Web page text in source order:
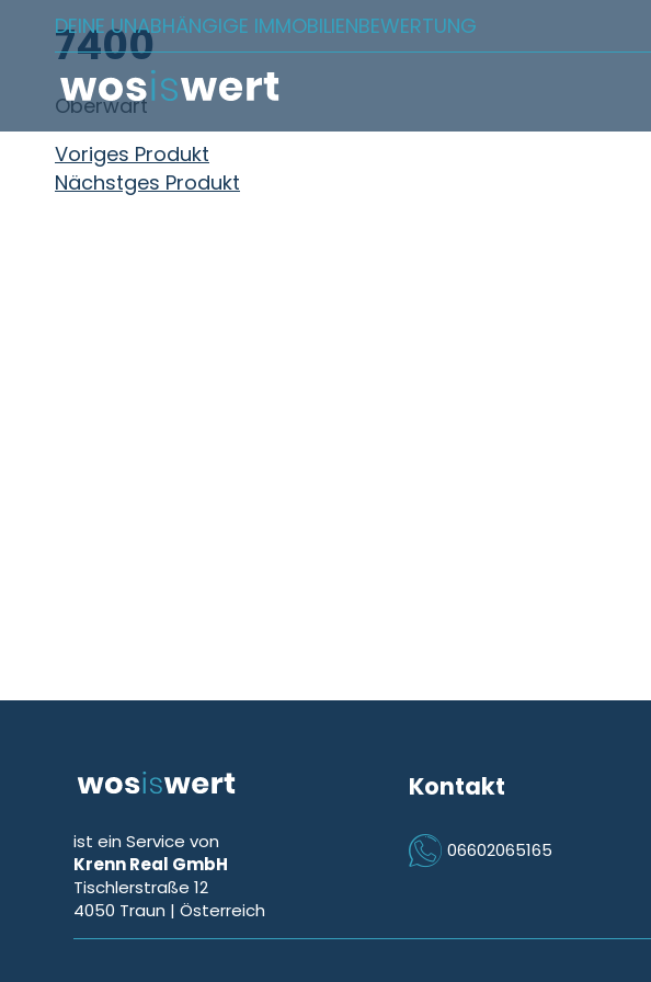
Zum Inhalt springen
DEINE UNABHÄNGIGE IMMOBILIENBEWERTUNG
7400
Oberwart
Beitragsnavigation
Voriges Produkt
Nächstges Produkt
ist ein Service von
Krenn Real GmbH
Tischlerstraße 12
4050 Traun | Österreich
Kontakt
Icon Phone
06602065165